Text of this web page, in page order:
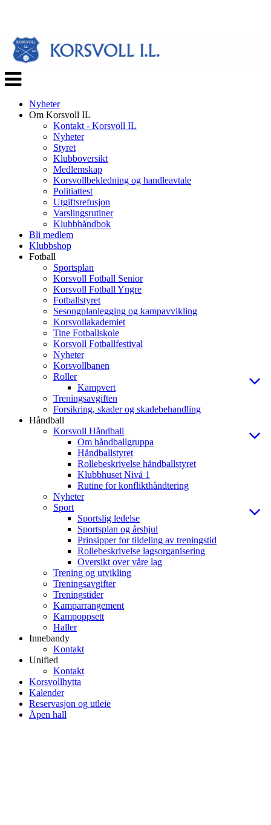
Veksle
navigasjon
Nyheter
Om Korsvoll IL
Kontakt - Korsvoll IL
Nyheter
Styret
Klubboversikt
Medlemskap
Korsvollbekledning og handleavtale
Politiattest
Utgiftsrefusjon
Varslingsrutiner
Klubbhåndbok
Bli medlem
Klubbshop
Fotball
Sportsplan
Korsvoll Fotball Senior
Korsvoll Fotball Yngre
Fotballstyret
Sesongplanlegging og kampavvikling
Korsvollakademiet
Tine Fotballskole
Korsvoll Fotballfestival
Nyheter
Korsvollbanen
Roller
Kampvert
Treningsavgiften
Forsikring, skader og skadebehandling
Håndball
Korsvoll Håndball
Om håndballgruppa
Håndballstyret
Rollebeskrivelse håndballstyret
Klubbhuset Nivå 1
Rutine for konflikthåndtering
Nyheter
Sport
Sportslig ledelse
Sportsplan og årshjul
Prinsipper for tildeling av treningstid
Rollebeskrivelse lagsorganisering
Oversikt over våre lag
Trening og utvikling
Treningsavgifter
Treningstider
Kamparrangement
Kampoppsett
Haller
Innebandy
Kontakt
Unified
Kontakt
Korsvollhytta
Kalender
Reservasjon og utleie
Åpen hall